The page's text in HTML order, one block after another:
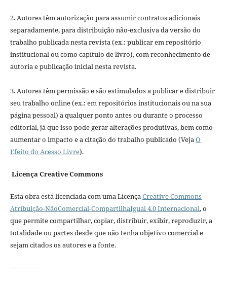
2. Autores têm autorização para assumir contratos adicionais
separadamente, para distribuição não-exclusiva da versão do
trabalho publicada nesta revista (ex.: publicar em repositório
institucional ou como capítulo de livro), com reconhecimento de
autoria e publicação inicial nesta revista.
3. Autores têm permissão e são estimulados a publicar e distribuir
seu trabalho online (ex.: em repositórios institucionais ou na sua
página pessoal) a qualquer ponto antes ou durante o processo
editorial, já que isso pode gerar alterações produtivas, bem como
aumentar o impacto e a citação do trabalho publicado (VejaO
Efeito do Acesso Livre).
Licença Creative Commons
Esta obra está licenciada com uma LicençaCreative Commons
Atribuição-NãoComercial-CompartilhaIgual 4.0 Internacional, o
que permite compartilhar, copiar, distribuir, exibir, reproduzir, a
totalidade ou partes desde que não tenha objetivo comercial e
sejam citados os autores e a fonte.
--------------